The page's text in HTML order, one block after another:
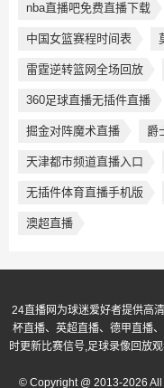
nba直播吧免费直播下载
中国女篮赛程时间表
雷霆逆转篮网全场回放
360足球直播无插件直播
掘金对阵魔术直播 爵
天津都市频道直播入口
无插件体育直播手机版
澳超直播
24直播网为球迷爱好者提供高
杯直播、英超直播、德甲直播
时更新比赛信号,足球录像回放
© Copyright @ 2013-2026